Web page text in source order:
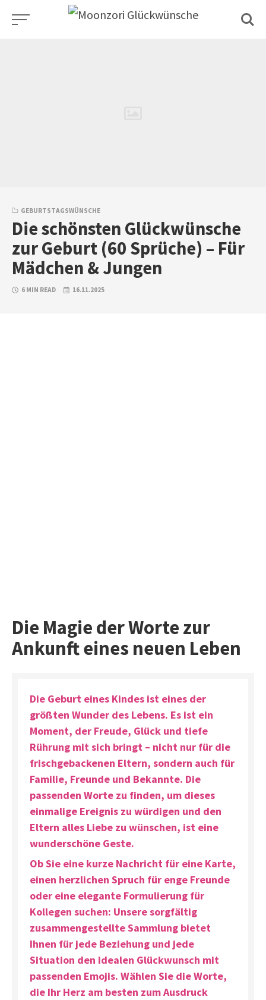
GEBURTSTAGSWÜNSCHE
Die schönsten Glückwünsche
zur Geburt (60 Sprüche) – Für
Mädchen & Jungen
6 MIN READ 16.11.2025
Die Magie der Worte zur
Ankunft eines neuen Leben
Die Geburt eines Kindes ist eines der
größten Wunder des Lebens. Es ist ein
Moment, der Freude, Glück und tiefe
Rührung mit sich bringt – nicht nur für die
frischgebackenen Eltern, sondern auch für
Familie, Freunde und Bekannte. Die
passenden Worte zu finden, um dieses
einmalige Ereignis zu würdigen und den
Eltern alles Liebe zu wünschen, ist eine
wunderschöne Geste.
Ob Sie eine kurze Nachricht für eine Karte,
einen herzlichen Spruch für enge Freunde
oder eine elegante Formulierung für
Kollegen suchen: Unsere sorgfältig
zusammengestellte Sammlung bietet
Ihnen für jede Beziehung und jede
Situation den idealen Glückwunsch mit
passenden Emojis. Wählen Sie die Worte,
die Ihr Herz am besten zum Ausdruck